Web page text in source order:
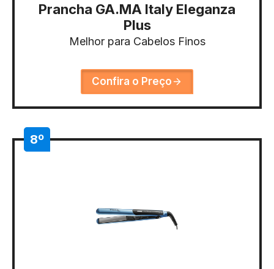
Prancha GA.MA Italy Eleganza
Plus
Melhor para Cabelos Finos
Confira o Preço
8º